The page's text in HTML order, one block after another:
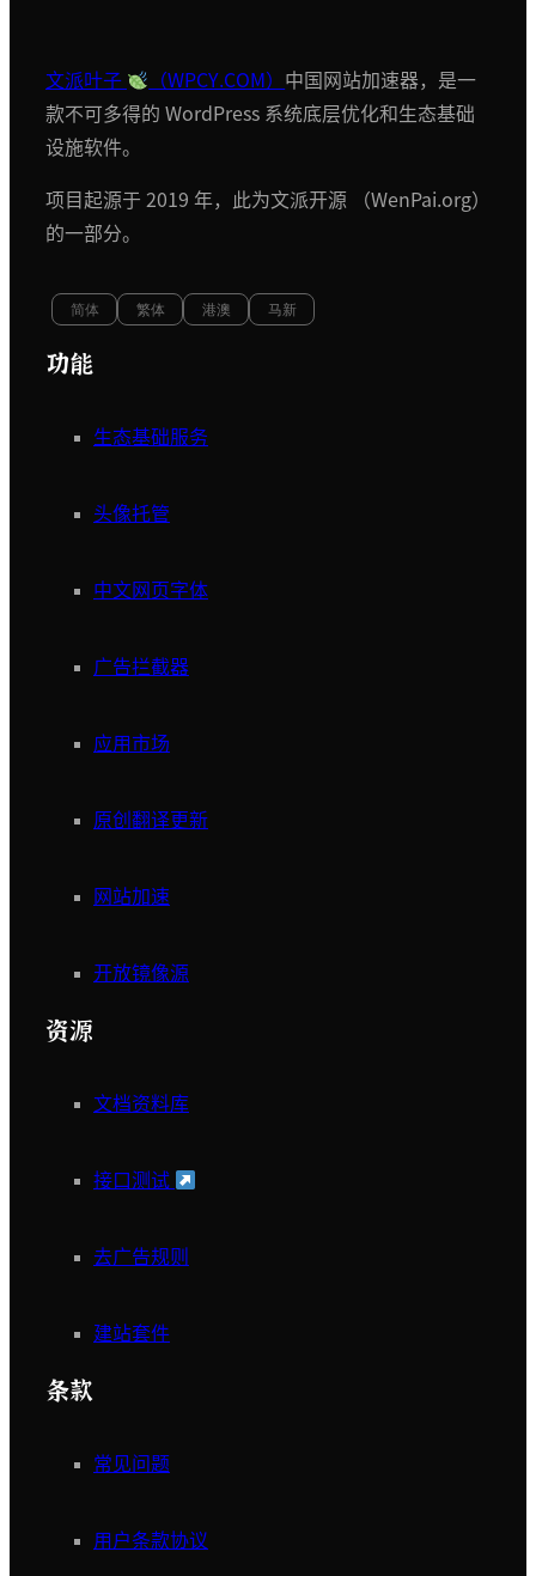
文派叶子 （WPCY.COM） 中国网站加速器，是一
款不可多得的 WordPress 系统底层优化和生态基础
设施软件。
项目起源于 2019 年，此为文派开源 （WenPai.org）
的一部分。
简体 繁体 港澳 马新
功能
生态基础服务
头像托管
中文网页字体
广告拦截器
应用市场
原创翻译更新
网站加速
开放镜像源
资源
文档资料库
接口测试
去广告规则
建站套件
条款
常见问题
用户条款协议